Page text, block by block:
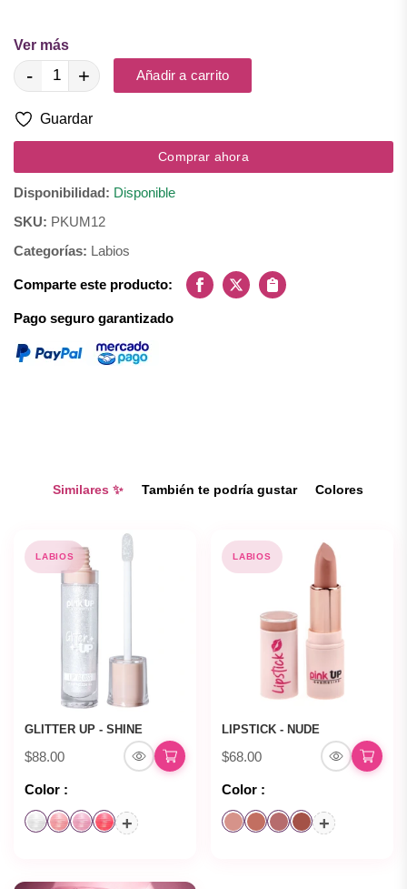
ozoquerita y mica.
Ver más
- + Añadir a carrito
Guardar
Comprar ahora
Disponibilidad: Disponible
SKU: PKUM12
Categorías: Labios
Comparte este producto: Facebook
X
Copiar
Pago seguro garantizado
Similares ✨ También te podría gustar Colores
LABIOS
GLITTER UP - SHINE
$88.00
Color :
+
LABIOS
LIPSTICK - NUDE
$68.00
Color :
+